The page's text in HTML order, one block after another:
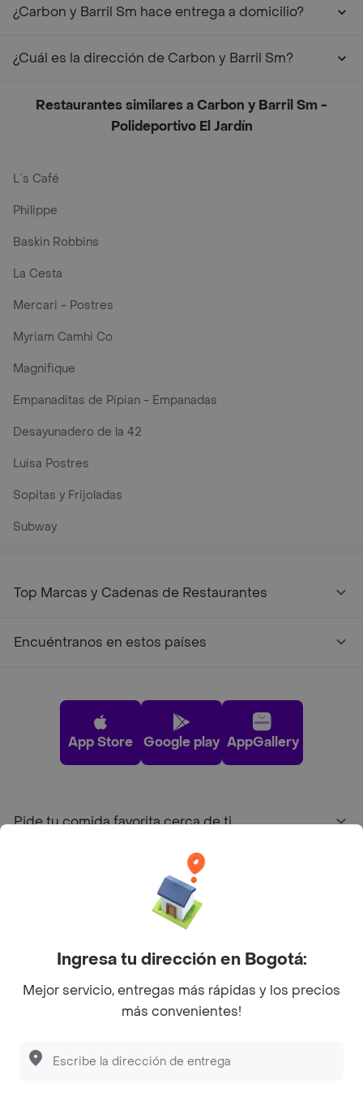
¿Carbon y Barril Sm hace entrega a domicilio?
¿Cuál es la dirección de Carbon y Barril Sm?
Restaurantes similares a Carbon y Barril Sm -
Polideportivo El Jardín
L´s Café
Philippe
Baskin Robbins
La Cesta
Mercari - Postres
Myriam Camhi Co
Magnifique
Empanaditas de Pipian - Empanadas
Desayunadero de la 42
Luisa Postres
Sopitas y Frijoladas
Subway
Top Marcas y Cadenas de Restaurantes
Encuéntranos en estos países
App Store Google play AppGallery
Pide tu comida favorita cerca de ti
Sobre Rappi
Facebook
Twitter
Instagram
©2026Rappi Inc. All rights reserved.
Ingresa tu dirección en Bogotá:
Mejor servicio, entregas más rápidas y los precios
más convenientes!